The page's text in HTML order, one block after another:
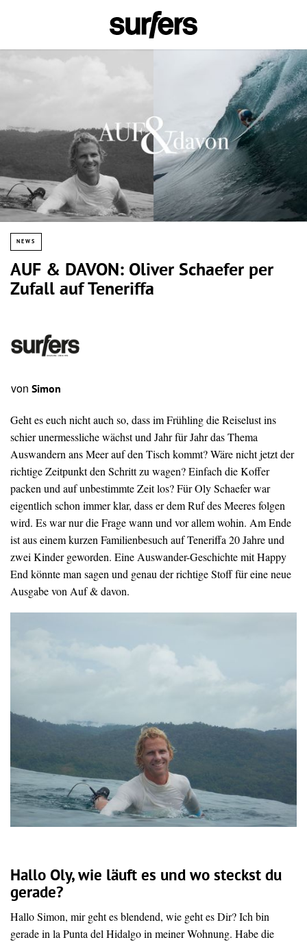
NEWS
AUF & DAVON: Oliver Schaefer per
Zufall auf Teneriffa
von Simon
Geht es euch nicht auch so, dass im Frühling die Reiselust ins
schier unermessliche wächst und Jahr für Jahr das Thema
Auswandern ans Meer auf den Tisch kommt? Wäre nicht jetzt der
richtige Zeitpunkt den Schritt zu wagen? Einfach die Koffer
packen und auf unbestimmte Zeit los? Für Oly Schaefer war
eigentlich schon immer klar, dass er dem Ruf des Meeres folgen
wird. Es war nur die Frage wann und vor allem wohin. Am Ende
ist aus einem kurzen Familienbesuch auf Teneriffa 20 Jahre und
zwei Kinder geworden. Eine Auswander-Geschichte mit Happy
End könnte man sagen und genau der richtige Stoff für eine neue
Ausgabe von Auf & davon.
Hallo Oly, wie läuft es und wo steckst du
gerade?
Hallo Simon, mir geht es blendend, wie geht es Dir? Ich bin
gerade in la Punta del Hidalgo in meiner Wohnung. Habe die